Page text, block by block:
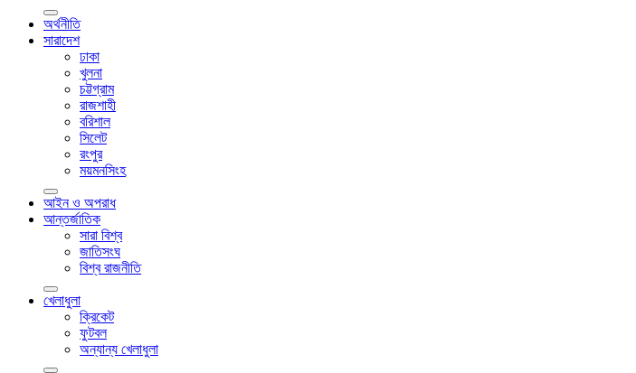
অর্থনীতি
সারাদেশ
ঢাকা
খুলনা
চট্টগ্রাম
রাজশাহী
বরিশাল
সিলেট
রংপুর
ময়মনসিংহ
আইন ও অপরাধ
আন্তর্জাতিক
সারা বিশ্ব
জাতিসংঘ
বিশ্ব রাজনীতি
খেলাধুলা
ক্রিকেট
ফুটবল
অন্যান্য খেলাধুলা